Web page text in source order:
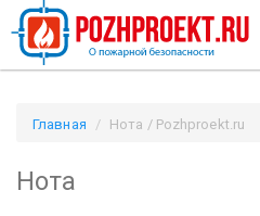
Главная Нота / Pozhproekt.ru
Нота